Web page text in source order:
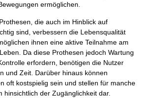
ermöglichen.
die auch im Hinblick auf
sind, verbessern die Lebensqualität
ihnen eine aktive Teilnahme am
Da diese Prothesen jedoch Wartung
erfordern, benötigen die Nutzer
und Zeit. Darüber hinaus können
oft kostspielig sein und stellen für manche
hinsichtlich der Zugänglichkeit dar.